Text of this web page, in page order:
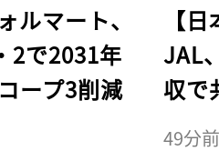
ルマート、
2で2031年
ープ3削減
【
JAL
収で
49分前